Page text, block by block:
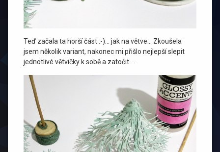
Teď začala ta horší část :-)… jak na větve… Zkoušela
jsem několik variant, nakonec mi přišlo nejlepší slepit
jednotlivé větvičky k sobě a zatočit….